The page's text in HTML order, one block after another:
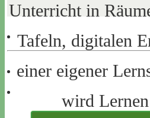
Unterricht in
Tafeln, digitalen
einer eigener
wird